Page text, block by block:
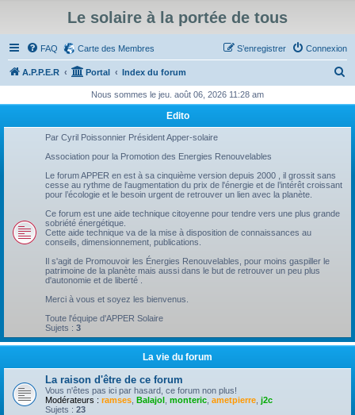
Le solaire à la portée de tous
FAQ Carte des Membres Connexion
S’enregistrer
A.P.P.E.R Portal Index du forum
h
Nous sommes le jeu. août 06, 2026 11:28 am
Edito
Par Cyril Poissonnier Président Apper-solaire
Association pour la Promotion des Energies Renouvelables
Le forum APPER en est à sa cinquième version depuis 2000 , il grossit sans
cesse au rythme de l'augmentation du prix de l'énergie et de l’intérêt croissant
pour l’écologie et le besoin urgent de retrouver un lien avec la planète.
Ce forum est une aide technique citoyenne pour tendre vers une plus grande
sobriété énergétique.
Cette aide technique va de la mise à disposition de connaissances au
conseils, dimensionnement, publications.
Il s'agit de Promouvoir les Énergies Renouvelables, pour moins gaspiller le
patrimoine de la planète mais aussi dans le but de retrouver un peu plus
d'autonomie et de liberté .
Merci à vous et soyez les bienvenus.
Toute l'équipe d'APPER Solaire
Sujets : 3
La vie du forum
La raison d'être de ce forum
Vous n'êtes pas ici par hasard, ce forum non plus!
Modérateurs : ramses Balajol monteric ametpierre j2c
Sujets : 23